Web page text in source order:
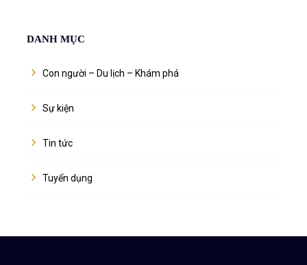
DANH MỤC
Con người – Du lịch – Khám phá
Sự kiện
Tin tức
Tuyển dụng